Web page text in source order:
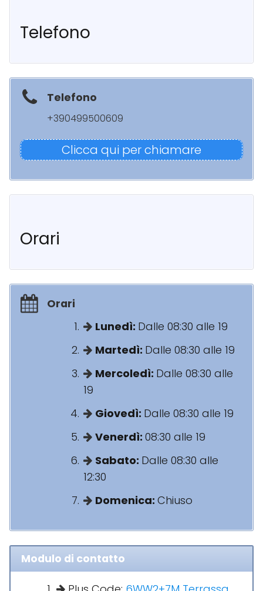
Telefono
Telefono
+390499500609
Clicca qui per chiamare
Orari
Orari
Lunedì: Dalle 08:30 alle 19
Martedì: Dalle 08:30 alle 19
Mercoledì: Dalle 08:30 alle
19
Giovedì: Dalle 08:30 alle 19
Venerdì: 08:30 alle 19
Sabato: Dalle 08:30 alle
12:30
Domenica: Chiuso
Modulo di contatto